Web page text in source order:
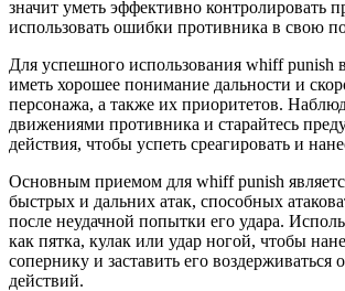
значит уметь эффективно контролировать
использовать ошибки противника в свою
Для успешного использования whiff punish
иметь хорошее понимание дальности и
персонажа, а также их приоритетов.
движениями противника и старайтесь
действия, чтобы успеть среагировать и
Основным приемом для whiff punish
быстрых и дальних атак, способных
после неудачной попытки его удара.
как пятка, кулак или удар ногой, чтобы
сопернику и заставить его воздерживаться
действий.